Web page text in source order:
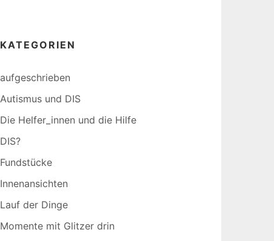
KATEGORIEN
aufgeschrieben
Autismus und DIS
Die Helfer_innen und die Hilfe
DIS?
Fundstücke
Innenansichten
Lauf der Dinge
Momente mit Glitzer drin